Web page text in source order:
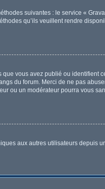
suivantes : le service «
qu’ils veuillent rendre
vous avez publié ou identifient
du forum. Merci de ne pas
ou un modérateur pourra vous
aux autres utilisateurs depuis